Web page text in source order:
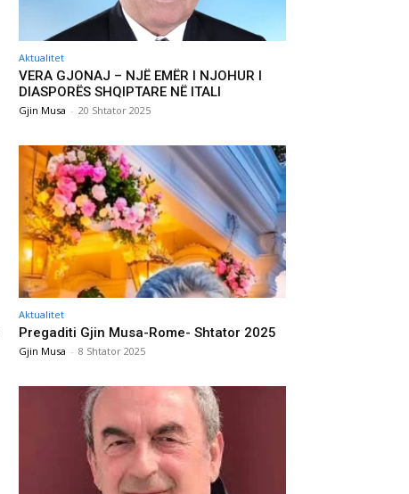
Aktualitet
VERA GJONAJ – NJË EMËR I NJOHUR I
DIASPORËS SHQIPTARE NË ITALI
Gjin Musa - 20 Shtator 2025
Aktualitet
Pregaditi Gjin Musa-Rome- Shtator 2025
Gjin Musa - 8 Shtator 2025